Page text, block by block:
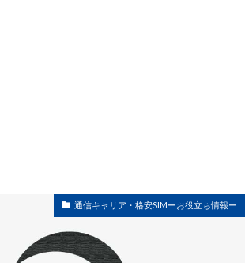
通信キャリア・格安SIMーお役立ち情報ー